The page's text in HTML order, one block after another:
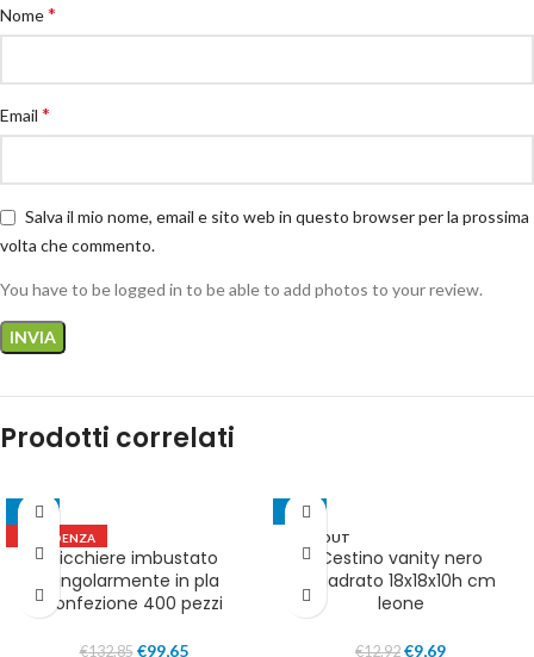
Nome*
Email *
Salva il mio nome, email e sito web in questo browser per la prossima
volta che commento.
You have to be logged in to be able to add photos to your review.
Prodotti correlati
-25%
IN EVIDENZA
Bicchiere imbustato
singolarmente in pla
confezione 400 pezzi
€132,85 €99,65
-25%
SOLD OUT
IN EVIDENZACestino vanity nero
quadrato 18x18x10h cm
leone
€12,92 €9,69